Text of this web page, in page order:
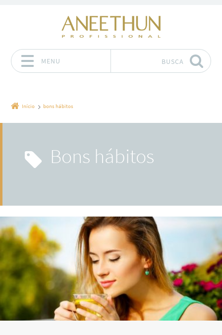
MENU BUSCA
Início bons hábitos
bons hábitos